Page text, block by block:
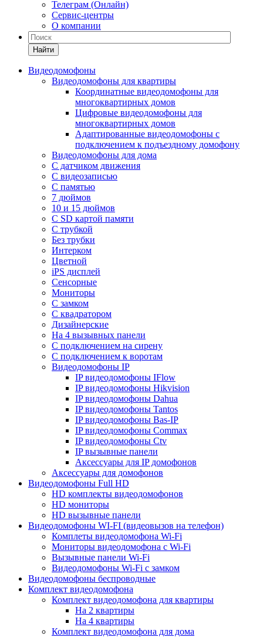
Телеграм (Онлайн)
Сервис-центры
О компании
Найти
Видеодомофоны
Видеодомофоны для квартиры
Координатные видеодомофоны для
многоквартирных домов
Цифровые видеодомофоны для
многоквартирных домов
Адаптированные видеодомофоны с
подключением к подъездному домофону
Видеодомофоны для дома
С датчиком движения
С видеозаписью
C памятью
7 дюймов
10 и 15 дюймов
С SD картой памяти
С трубкой
Без трубки
Интерком
Цветной
iPS дисплей
Сенсорные
Мониторы
С замком
C квадратором
Дизайнерские
На 4 вызывных панели
С подключением на сирену
С подключением к воротам
Видеодомофоны IP
IP видеодомофоны IFlow
IP видеодомофоны Hikvision
IP видеодомофоны Dahua
IP видеодомофоны Tantos
IP видеодомофоны Bas-IP
IP видеодомофоны Commax
IP видеодомофоны Ctv
IP вызывные панели
Аксессуары для IP домофонов
Аксессуары для домофонов
Видеодомофоны Full HD
HD комплекты видеодомофонов
HD мониторы
HD вызывные панели
Видеодомофоны WI-FI (видеовызов на телефон)
Комплеты видеодомофона Wi-Fi
Мониторы видеодомофона с Wi-Fi
Вызывные панели Wi-Fi
Видеодомофоны Wi-Fi с замком
Видеодомофоны беспроводные
Комплект видеодомофона
Комплект видеодомофона для квартиры
На 2 квартиры
На 4 квартиры
Комплект видеодомофона для дома